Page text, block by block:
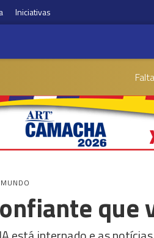
Iniciativas
MUNDO
que